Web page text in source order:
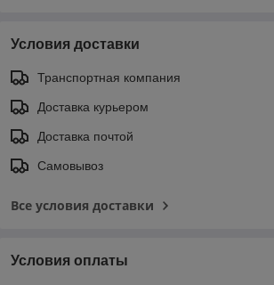
Условия доставки
Транспортная компания
Доставка курьером
Доставка почтой
Самовывоз
Все условия доставки
Условия оплаты